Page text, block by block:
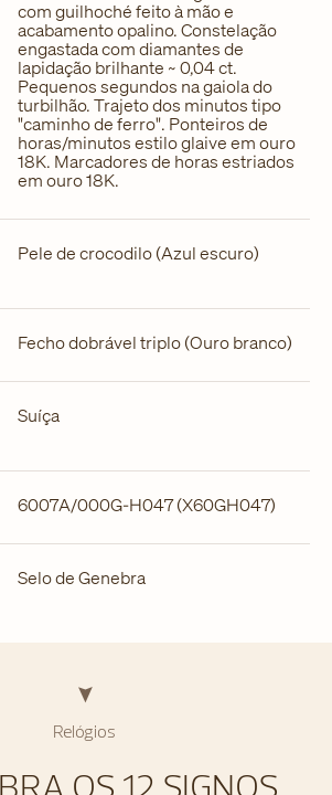
com guilhoché feito à mão e
acabamento opalino. Constelação
engastada com diamantes de
lapidação brilhante ~ 0,04 ct.
Pequenos segundos na gaiola do
turbilhão. Trajeto dos minutos tipo
"caminho de ferro". Ponteiros de
horas/minutos estilo glaive em ouro
18K. Marcadores de horas estriados
em ouro 18K.
Pele de crocodilo (Azul escuro)
Fecho dobrável triplo (Ouro branco)
Suíça
6007A/000G-H047 (X60GH047)
Selo de Genebra
Relógios
OS 12 SIGNOS